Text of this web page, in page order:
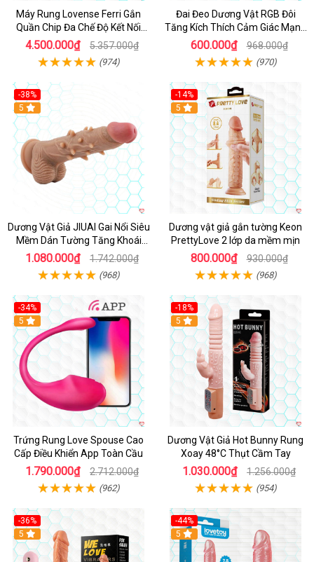
Máy Rung Lovense Ferri Gắn
Quần Chip Đa Chế Độ Kết Nối
App
4.500.000₫ 5.357.000₫
(974)
Đai Đeo Dương Vật RGB Đôi
Tăng Kích Thích Cảm Giác Mạnh
Mẽ
600.000₫ 968.000₫
(970)
-38%
5
Dương Vật Giả JIUAI Gai Nổi Siêu
Mềm Dán Tường Tăng Khoái
Cảm
1.080.000₫ 1.742.000₫
(968)
-14%
5
Dương vật giả gắn tường Keon
PrettyLove 2 lớp da mềm mịn
800.000₫ 930.000₫
(968)
-34%
5
Trứng Rung Love Spouse Cao
Cấp Điều Khiển App Toàn Cầu
1.790.000₫ 2.712.000₫
(962)
-18%
Hot
5
Dương Vật Giả Hot Bunny Rung
Xoay 48°C Thụt Cầm Tay
1.030.000₫ 1.256.000₫
(954)
-36%
5
-44%
Hot
5